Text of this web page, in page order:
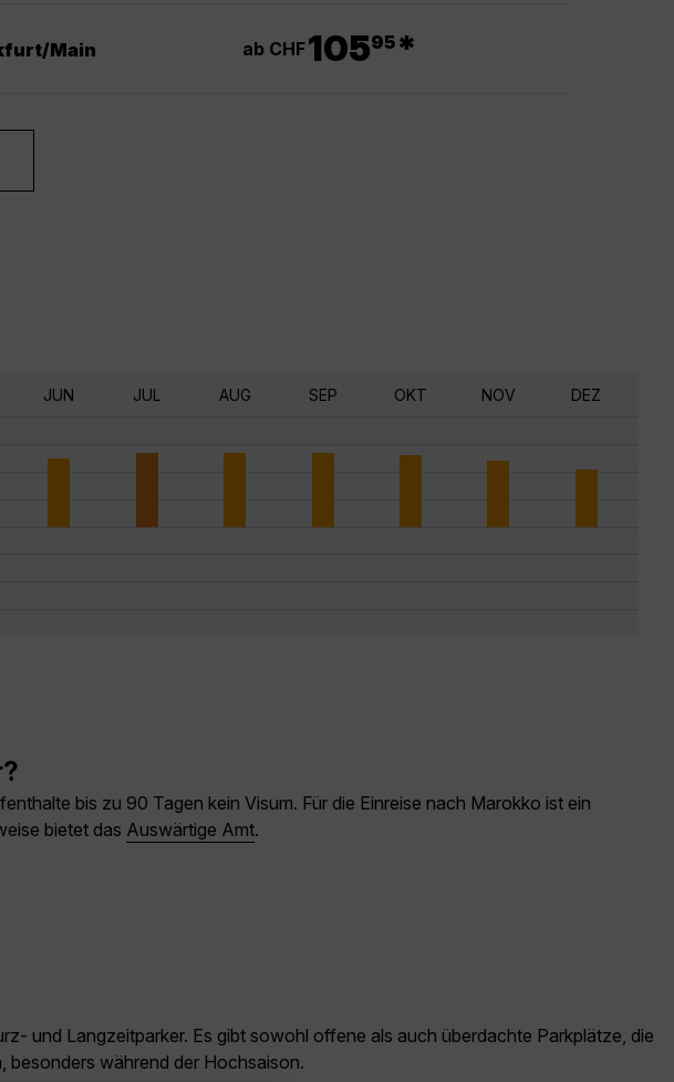
Main ab CHF10595 *
JUN JUL AUG SEP OKT NOV DEZ
bis zu 90 Tagen kein Visum. Für die Einreise nach Marokko ist ein
bietet das Auswärtige Amt.
und Langzeitparker. Es gibt sowohl offene als auch überdachte Parkplätze, die
besonders während der Hochsaison.